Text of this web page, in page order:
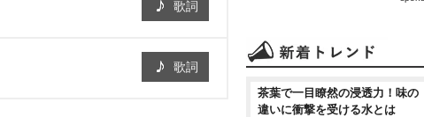
歌詞
歌詞
茶葉で一目瞭然の浸透力！味の
違いに衝撃を受ける水とは